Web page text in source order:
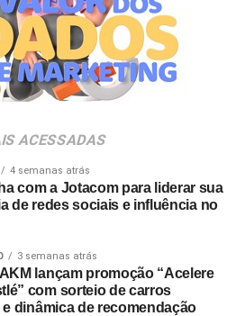
exclusivo sobre estilo de
histórias de artistas e
mais diversas áreas
anúncios
ao ecossistema da Holding
mantém a assinatura “Brasil na
na valorização da cultura nacional,
carioca.
com lote inicial a partir
atualizações e atrações do
nos canais oficiais do camarote
ACESSADAS
4 semanas atrás
com a Jotacom para liderar sua
de redes sociais e influência no
3 semanas atrás
AKM lançam promoção “Acelere
com sorteio de carros
dinâmica de recomendação